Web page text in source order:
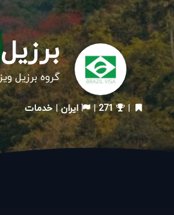
گروه برزیل ویزا با 22 سال سابقه ارائه خدمات گردشگری و اخذ
|
271
| ایران|خدمات